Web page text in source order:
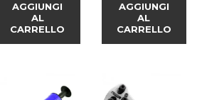
AGGIUNGI
AL
CARRELLO
AGGIUNGI
AL
CARRELLO